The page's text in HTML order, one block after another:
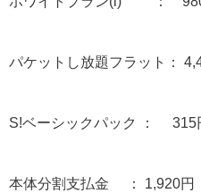
パケットし放題フラット：
S!ベーシックパック ： 315
本体分割支払金 ： 1,920円